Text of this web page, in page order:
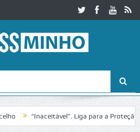
“Inaceitável”. Liga para a Proteção da